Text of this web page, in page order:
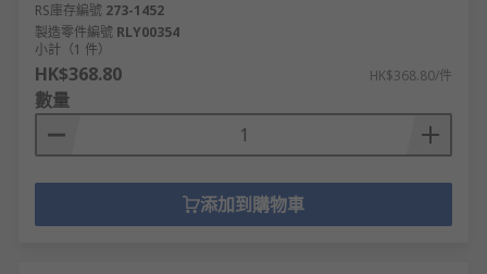
RS庫存編號 273-1452
製造零件編號 RLY00354
小計（1 件）
HK$368.80 HK$368.80/件
數量
添加到購物車